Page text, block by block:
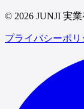
© 2026 JUNJI 実業
プライバシーポリ